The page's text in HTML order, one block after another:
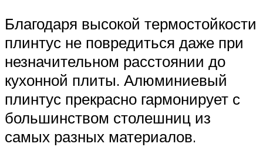
Благодаря высокой термостойкости
плинтус не повредиться даже при
незначительном расстоянии до
кухонной плиты. Алюминиевый
плинтус прекрасно гармонирует с
большинством столешниц из
самых разных материалов.